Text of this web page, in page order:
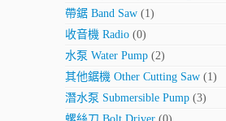
帶鋸 Band Saw (1)
收音機 Radio (0)
水泵 Water Pump (2)
其他鋸機 Other Cutting Saw (1)
潛水泵 Submersible Pump (3)